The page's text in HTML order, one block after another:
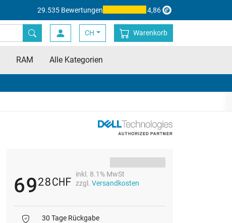
29.535 Bewertungen 4,86
CH Warenkorb
RAM Alle Kategorien
6928CHF
inkl. 8.1% MwSt
zzgl. Versandkosten
30 Tage Rückgabe